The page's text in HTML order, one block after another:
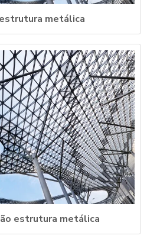
metálica
estrutura metálica